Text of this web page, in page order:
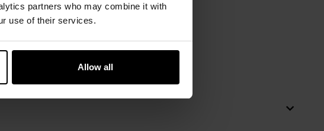
partners who may combine it with
use of their services.
Allow all